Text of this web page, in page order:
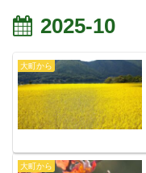
2025-10
大町から
大町から